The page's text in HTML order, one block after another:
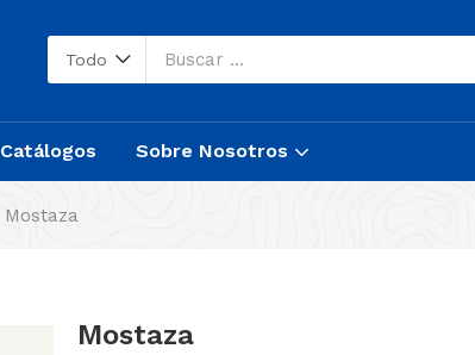
Todo
Catálogos Sobre Nosotros
Mostaza
Mostaza